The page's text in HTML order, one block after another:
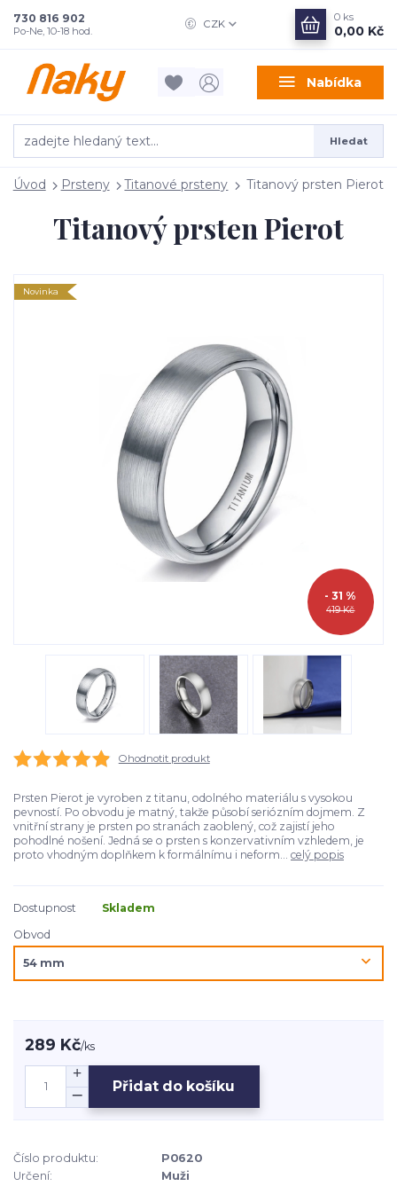
Nabídka
CZK
Hledat
730 816 902
Po-Ne, 10-18 hod.
0 ks
0,00 Kč
Úvod Prsteny Titanové prsteny Titanový prsten Pierot
Titanový prsten Pierot
Novinka
419 Kč
- 31 %
Ohodnotit produkt
Prsten Pierot je vyroben z titanu, odolného materiálu s vysokou
pevností. Po obvodu je matný, takže působí seriózním dojmem. Z
vnitřní strany je prsten po stranách zaoblený, což zajistí jeho
pohodlné nošení. Jedná se o prsten s konzervativním vzhledem, je
proto vhodným doplňkem k formálnímu i neform... celý popis
Dostupnost
Skladem
Obvod
289 Kč/ks
Přidat do košíku
Číslo produktu:
P0620
Určení:
Muži